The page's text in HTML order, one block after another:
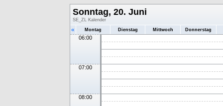
Sonntag, 20. Juni
SE_ZL Kalender
« Montag Dienstag Mittwoch Donnerstag
06:00
07:00
08:00